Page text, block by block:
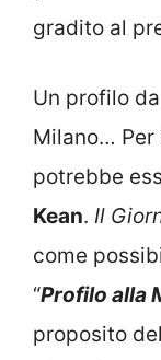
gradito al
Un profilo
Milano… Per
potrebbe
Kean. Il
come
“Profilo alla
proposito